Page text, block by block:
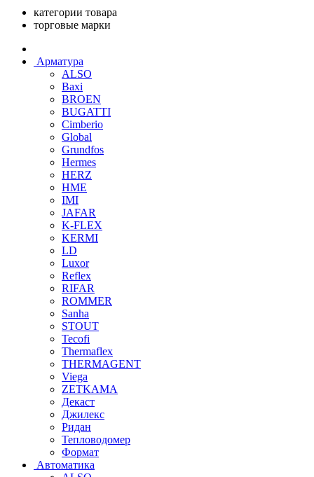
категории товара
торговые марки
Арматура
ALSO
Baxi
BROEN
BUGATTI
Cimberio
Global
Grundfos
Hermes
HERZ
HME
IMI
JAFAR
K-FLEX
KERMI
LD
Luxor
Reflex
RIFAR
ROMMER
Sanha
STOUT
Tecofi
Thermaflex
THERMAGENT
Viega
ZETKAMA
Декаст
Джилекс
Ридан
Тепловодомер
Формат
Автоматика